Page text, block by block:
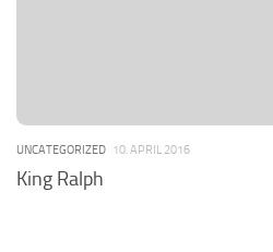
UNCATEGORIZED 10. APRIL 2016
King Ralph